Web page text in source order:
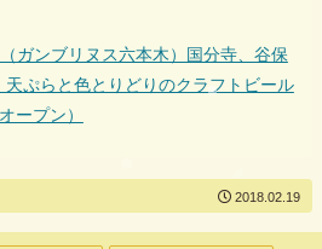
ガンブリヌス六本木）国分寺、谷保
ぷらと色とりどりのクラフトビール
ープン）
2018.02.19